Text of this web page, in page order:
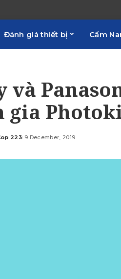
Đánh giá thiết bị Cẩm
và
gia
223 9 December, 2019